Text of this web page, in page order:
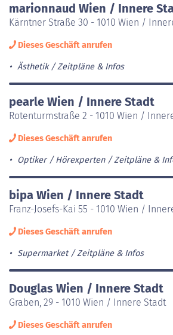
marionnaud Wien / Innere
Kärntner Straße 30 - 1010 Wien /
Dieses Geschäft anrufen
Ästhetik Zeitpläne & Infos
pearle Wien / Innere Stadt
Rotenturmstraße 2 - 1010 Wien /
Dieses Geschäft anrufen
Optiker / Hörexperten Zeitpläne &
bipa Wien / Innere Stadt
Franz-Josefs-Kai 55 - 1010 Wien /
Dieses Geschäft anrufen
Supermarket Zeitpläne & Infos
Douglas Wien / Innere Stadt
Graben, 29 - 1010 Wien / Innere Stadt
Dieses Geschäft anrufen